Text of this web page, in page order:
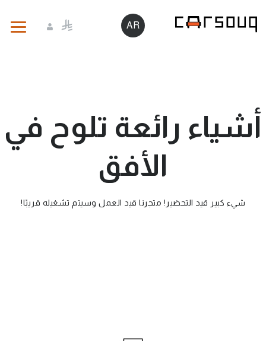
AR
أشياء رائعة تلوح في
الأفق
شيء كبير قيد التحضير! متجرنا قيد العمل وسيتم تشغيله قريبًا!